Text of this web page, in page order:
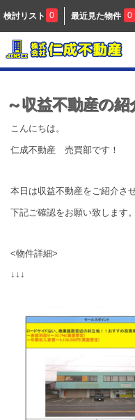
検討リスト 0 最近見た物件 0
～収益不動産の紹
こんにちは。
仁成不動産 売買部です！
本日は収益不動産をご紹介さ
下記ご確認をお願い致します。
<物件詳細>
↓↓↓